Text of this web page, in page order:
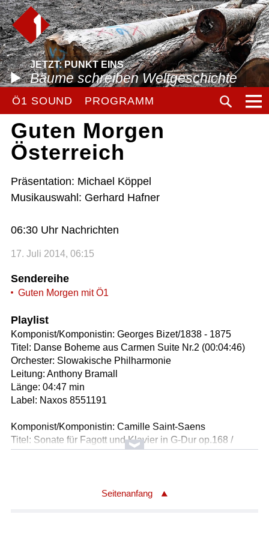
JETZT: PUNKT EINS
Bäume schreiben Weltgeschichte
Ö1 SOUND PROGRAMM
Guten Morgen
Österreich
Präsentation: Michael Köppel
Musikauswahl: Gerhard Hafner
06:30 Uhr Nachrichten
17. Juli 2014, 06:15
Sendereihe
Guten Morgen mit Ö1
Playlist
Komponist/Komponistin: Georges Bizet/1838 - 1875
Titel: Danse Boheme aus Carmen Suite Nr.2 (00:04:46)
Orchester: Slowakische Philharmonie
Leitung: Anthony Bramall
Länge: 04:47 min
Label: Naxos 8551191
Komponist/Komponistin: Camille Saint-Saens
Titel: Sonate für Fagott und Klavier in G-Dur op.168 /
daraus: Allegretto moderato - 1.Satz
Seitenanfang